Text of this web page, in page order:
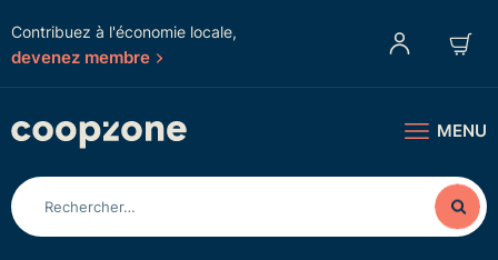
Contribuez à l'économie locale,
devenez membre
MENU